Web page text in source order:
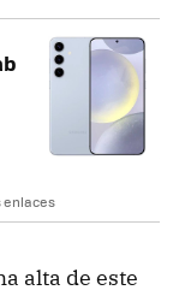
enlaces
alta de este